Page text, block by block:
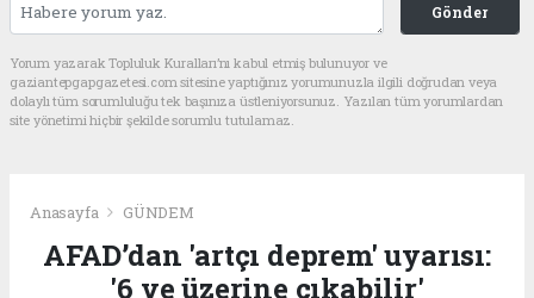
Gönder
Yorum yazarak Topluluk Kuralları’nı kabul etmiş bulunuyor ve
gaziantepgapgazetesi.com sitesine yaptığınız yorumunuzla ilgili doğrudan veya
dolaylı tüm sorumluluğu tek başınıza üstleniyorsunuz. Yazılan tüm yorumlardan
site yönetimi hiçbir şekilde sorumlu tutulamaz.
Anasayfa GÜNDEM
AFAD’dan 'artçı deprem' uyarısı:
'6 ve üzerine çıkabilir'